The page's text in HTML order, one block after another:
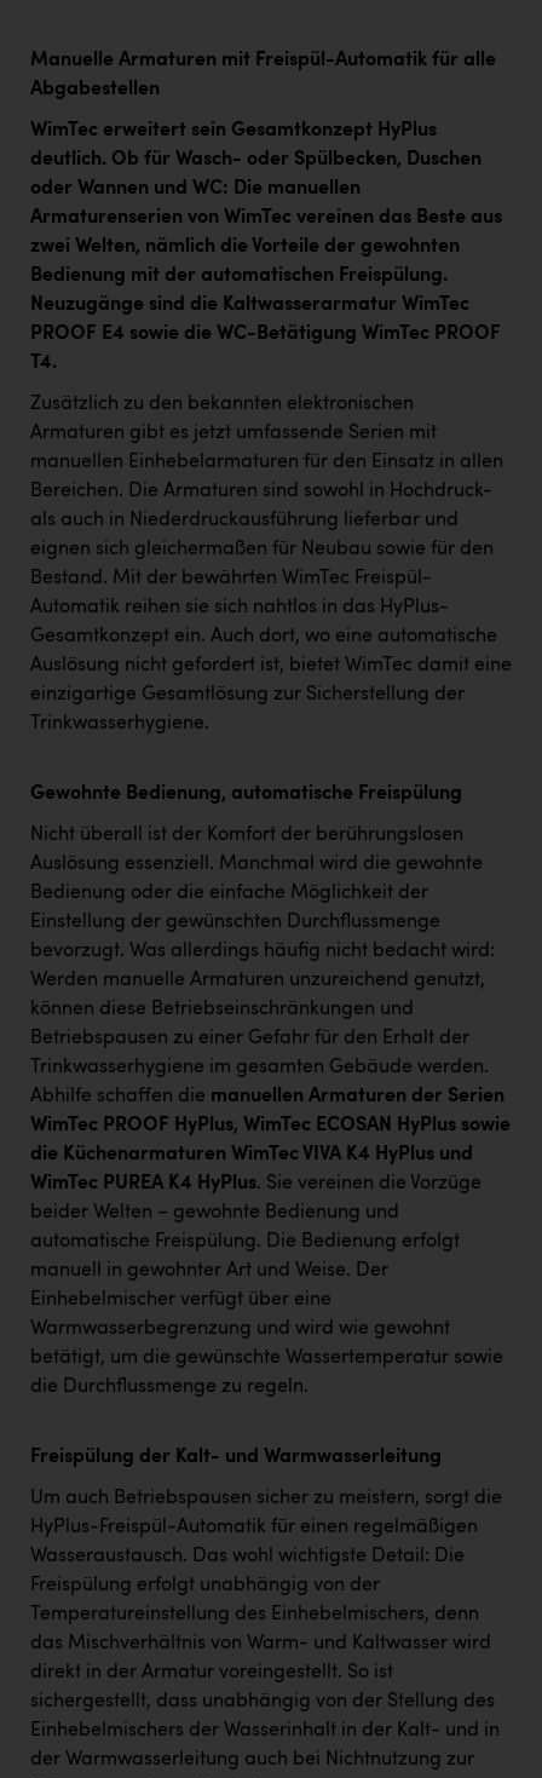
Manuelle Armaturen mit Freispül-Automatik für alle
Abgabestellen
WimTec erweitert sein Gesamtkonzept HyPlus
deutlich. Ob für Wasch- oder Spülbecken, Duschen
oder Wannen und WC: Die manuellen
Armaturenserien von WimTec vereinen das Beste aus
zwei Welten, nämlich die Vorteile der gewohnten
Bedienung mit der automatischen Freispülung.
Neuzugänge sind die Kaltwasserarmatur WimTec
PROOF E4 sowie die WC-Betätigung WimTec PROOF
T4.
Zusätzlich zu den bekannten elektronischen
Armaturen gibt es jetzt umfassende Serien mit
manuellen Einhebelarmaturen für den Einsatz in allen
Bereichen. Die Armaturen sind sowohl in Hochdruck-
als auch in Niederdruckausführung lieferbar und
eignen sich gleichermaßen für Neubau sowie für den
Bestand. Mit der bewährten WimTec Freispül-
Automatik reihen sie sich nahtlos in das HyPlus-
Gesamtkonzept ein. Auch dort, wo eine automatische
Auslösung nicht gefordert ist, bietet WimTec damit eine
einzigartige Gesamtlösung zur Sicherstellung der
Trinkwasserhygiene.
Gewohnte Bedienung, automatische Freispülung
Nicht überall ist der Komfort der berührungslosen
Auslösung essenziell. Manchmal wird die gewohnte
Bedienung oder die einfache Möglichkeit der
Einstellung der gewünschten Durchflussmenge
bevorzugt. Was allerdings häufig nicht bedacht wird:
Werden manuelle Armaturen unzureichend genutzt,
können diese Betriebseinschränkungen und
Betriebspausen zu einer Gefahr für den Erhalt der
Trinkwasserhygiene im gesamten Gebäude werden.
Abhilfe schaffen die manuellen Armaturen der Serien
WimTec PROOF HyPlus, WimTec ECOSAN HyPlus sowie
die Küchenarmaturen WimTec VIVA K4 HyPlus und
WimTec PUREA K4 HyPlus. Sie vereinen die Vorzüge
beider Welten – gewohnte Bedienung und
automatische Freispülung. Die Bedienung erfolgt
manuell in gewohnter Art und Weise. Der
Einhebelmischer verfügt über eine
Warmwasserbegrenzung und wird wie gewohnt
betätigt, um die gewünschte Wassertemperatur sowie
die Durchflussmenge zu regeln.
Freispülung der Kalt- und Warmwasserleitung
Um auch Betriebspausen sicher zu meistern, sorgt die
HyPlus-Freispül-Automatik für einen regelmäßigen
Wasseraustausch. Das wohl wichtigste Detail: Die
Freispülung erfolgt unabhängig von der
Temperatureinstellung des Einhebelmischers, denn
das Mischverhältnis von Warm- und Kaltwasser wird
direkt in der Armatur voreingestellt. So ist
sichergestellt, dass unabhängig von der Stellung des
Einhebelmischers der Wasserinhalt in der Kalt- und in
der Warmwasserleitung auch bei Nichtnutzung zur